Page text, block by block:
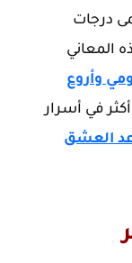
درجات
المعاني
وأروع
في أسرار
العشق